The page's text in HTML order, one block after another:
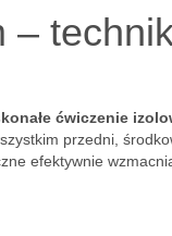
–
ćwiczenie
przedni,
efektywnie